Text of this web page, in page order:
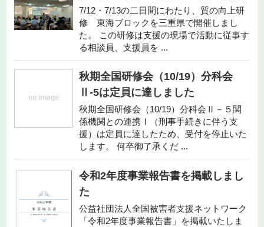
7/12・7/13の二日間にわたり、質の向上研
修 東海ブロックを三重県で開催しまし
た。 この研修は支援の現場で活動に従事す
る相談員、支援員を ...
秋期全国研修会（10/19）分科会
Ⅱ-5は定員に達しました
秋期全国研修会（10/19）分科会Ⅱ－５関
係機関との連携Ⅰ（刑事手続きに伴う支
援）は定員に達したため、受付を停止いた
します。 何卒御了承くだ ...
令和2年度事業報告書を掲載しまし
た
公益社団法人全国被害者支援ネットワーク
「令和2年度事業報告書」を掲載いたしま